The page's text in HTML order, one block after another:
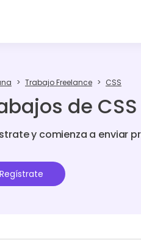
Trabajo Freelance CSS
de
y comienza a enviar
Regístrate